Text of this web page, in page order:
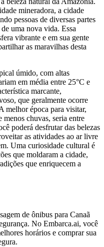
mineradora, a cidade
pessoas de diversas partes
uma nova vida. Essa
vibrante e em sua gente
as maravilhas desta
úmido, com altas
em média entre 25°C e
marcante,
que geralmente ocorre
melhor época para visitar,
chuvas, seria entre
poderá desfrutar das belezas
as atividades ao ar livre
Uma curiosidade cultural é
que moldaram a cidade,
que enriquecem a
de ônibus para Canaã
No Embarca.ai, você
horários e comprar sua